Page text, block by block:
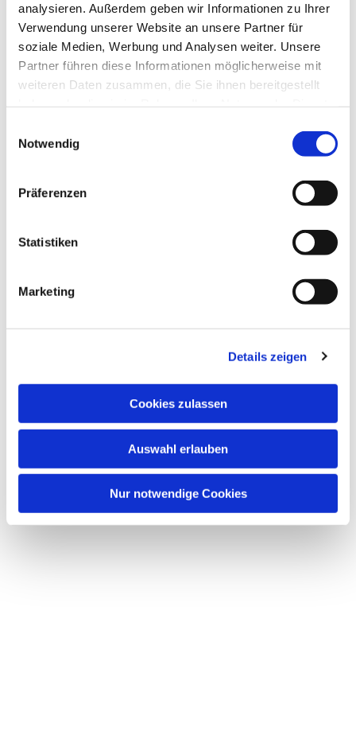
analysieren. Außerdem geben wir Informationen zu Ihrer
Verwendung unserer Website an unsere Partner für
soziale Medien, Werbung und Analysen weiter. Unsere
Partner führen diese Informationen möglicherweise mit
weiteren Daten zusammen, die Sie ihnen bereitgestellt
Notwendig
Präferenzen
Statistiken
Marketing
Details zeigen
Cookies zulassen
Auswahl erlauben
Nur notwendige Cookies
Dies könnte Sie auch